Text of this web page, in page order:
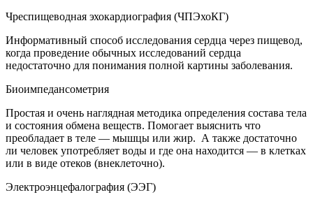
Чреспищеводная эхокардиография (ЧПЭхоКГ)
Информативный способ исследования сердца через пищевод,
когда проведение обычных исследований сердца
недостаточно для понимания полной картины заболевания.
Биоимпедансометрия
Простая и очень наглядная методика определения состава тела
и состояния обмена веществ. Помогает выяснить что
преобладает в теле — мышцы или жир. А также достаточно
ли человек употребляет воды и где она находится — в клетках
или в виде отеков (внеклеточно).
Электроэнцефалография (ЭЭГ)